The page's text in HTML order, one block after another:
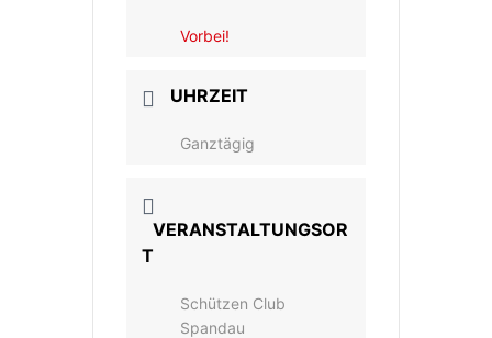
Vorbei!
UHRZEIT
Ganztägig
VERANSTALTUNGSOR
T
Schützen Club
Spandau